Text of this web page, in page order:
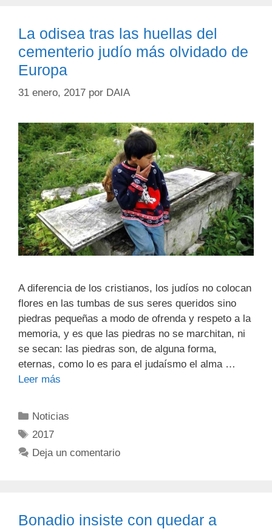
La odisea tras las huellas del
cementerio judío más olvidado de
Europa
31 enero, 2017 por DAIA
A diferencia de los cristianos, los judíos no colocan
flores en las tumbas de sus seres queridos sino
piedras pequeñas a modo de ofrenda y respeto a la
memoria, y es que las piedras no se marchitan, ni
se secan: las piedras son, de alguna forma,
eternas, como lo es para el judaísmo el alma …
Leer más
Noticias
2017
Deja un comentario
Bonadio insiste con quedar a